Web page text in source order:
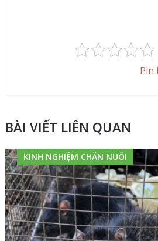
Pin
BÀI VIẾT LIÊN QUAN
KINH NGHIỆM CHĂN NUÔI